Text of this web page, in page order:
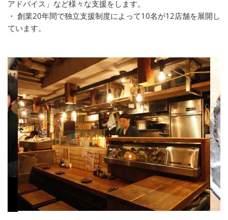
アドバイス」など様々な支援をします。
・ 創業20年間で独立支援制度によって10名が12店舗を展開し
ています。